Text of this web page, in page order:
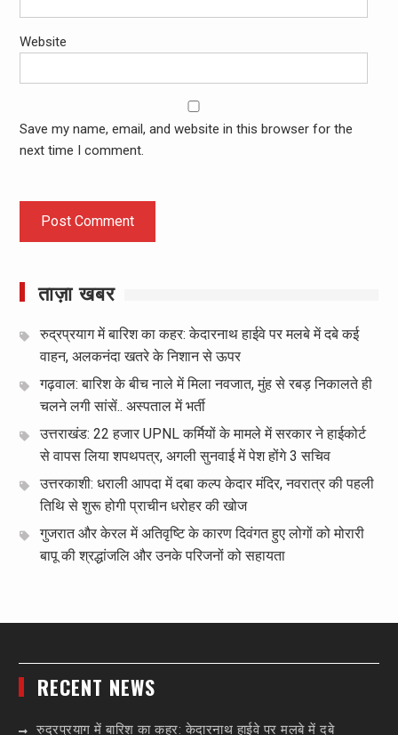
Website
Save my name, email, and website in this browser for the
next time I comment.
ताज़ा खबर
रुद्रप्रयाग में बारिश का कहर: केदारनाथ हाईवे पर मलबे में दबे कई
वाहन, अलकनंदा खतरे के निशान से ऊपर
गढ़वाल: बारिश के बीच नाले में मिला नवजात, मुंह से रबड़ निकालते ही
चलने लगी सांसें.. अस्पताल में भर्ती
उत्तराखंड: 22 हजार UPNL कर्मियों के मामले में सरकार ने हाईकोर्ट
से वापस लिया शपथपत्र, अगली सुनवाई में पेश होंगे 3 सचिव
उत्तरकाशी: धराली आपदा में दबा कल्प केदार मंदिर, नवरात्र की पहली
तिथि से शुरू होगी प्राचीन धरोहर की खोज
गुजरात और केरल में अतिवृष्टि के कारण दिवंगत हुए लोगों को मोरारी
बापू की श्रद्धांजलि और उनके परिजनों को सहायता
RECENT NEWS
रुद्रप्रयाग में बारिश का कहर: केदारनाथ हाईवे पर मलबे में दबे